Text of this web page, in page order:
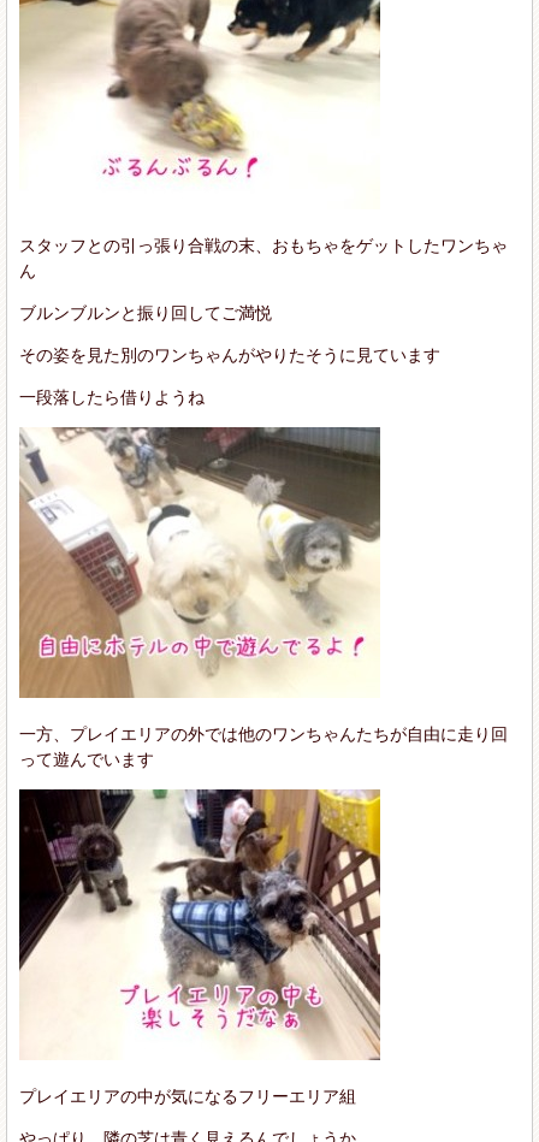
スタッフとの引っ張り合戦の末、おもちゃをゲットしたワンちゃ
ん
ブルンブルンと振り回してご満悦
その姿を見た別のワンちゃんがやりたそうに見ています
一段落したら借りようね
一方、プレイエリアの外では他のワンちゃんたちが自由に走り回
って遊んでいます
プレイエリアの中が気になるフリーエリア組
やっぱり、隣の芝は青く見えるんでしょうか